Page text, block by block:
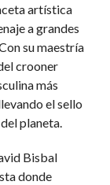
artística
a grandes
su maestría
crooner
más
el sello
planeta.
Bisbal
donde